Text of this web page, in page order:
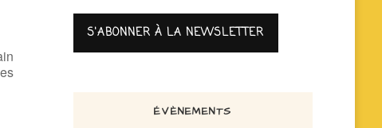
ÉVÈNEMENTS